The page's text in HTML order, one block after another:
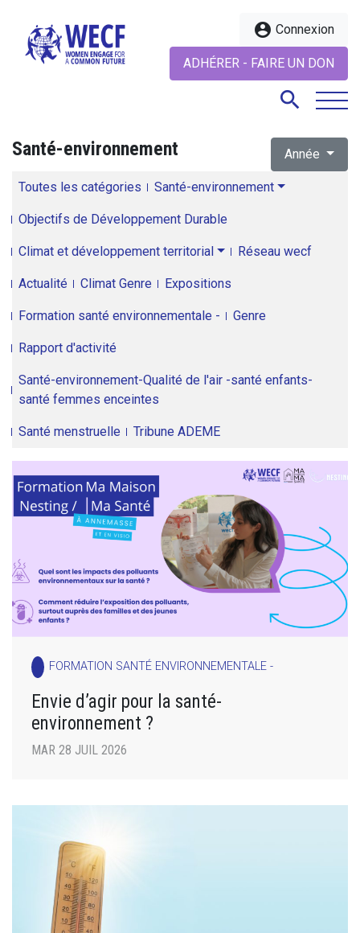
account_circle Connexion
ADHÉRER - FAIRE UN DON
search
Santé-environnement Année
Toutes les catégories Santé-environnement
Objectifs de Développement Durable
Climat et développement territorial Réseau wecf
Actualité Climat Genre Expositions
Formation santé environnementale - Genre
Rapport d'activité
Santé-environnement-Qualité de l'air -santé enfants-
santé femmes enceintes
Santé menstruelle Tribune ADEME
FORMATION SANTÉ ENVIRONNEMENTALE -
Envie d’agir pour la santé-
environnement ?
MAR 28 JUIL 2026